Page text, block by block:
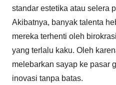
standar estetika atau selera
Akibatnya, banyak talenta
mereka terhenti oleh
yang terlalu kaku. Oleh
melebarkan sayap ke pasar
inovasi tanpa batas.